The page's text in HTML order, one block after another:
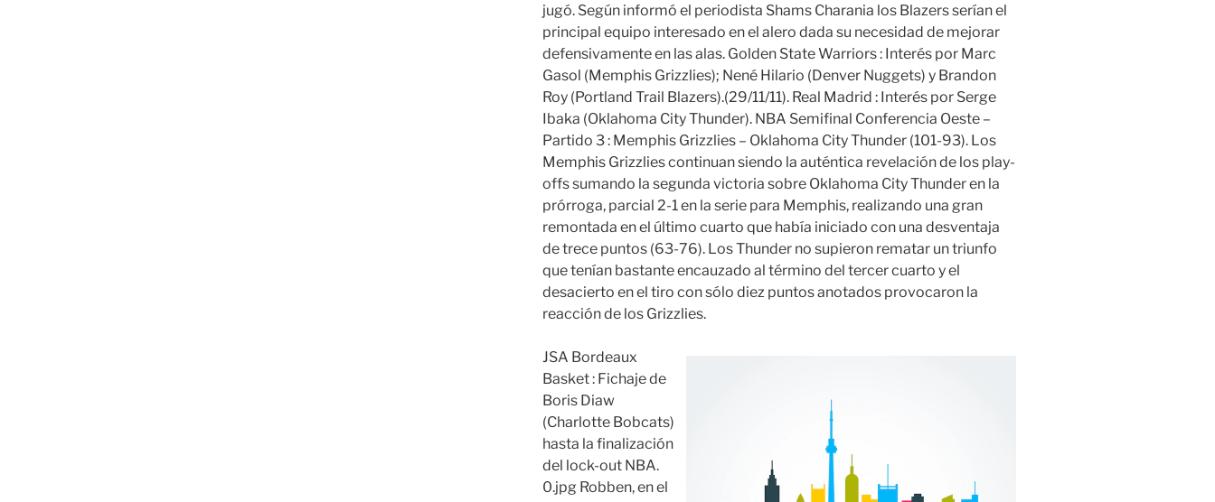
jugó. Según informó el periodista Shams Charania los Blazers serían el
principal equipo interesado en el alero dada su necesidad de mejorar
defensivamente en las alas. Golden State Warriors : Interés por Marc
Gasol (Memphis Grizzlies); Nené Hilario (Denver Nuggets) y Brandon
Roy (Portland Trail Blazers).(29/11/11). Real Madrid : Interés por Serge
Ibaka (Oklahoma City Thunder). NBA Semifinal Conferencia Oeste –
Partido 3 : Memphis Grizzlies – Oklahoma City Thunder (101-93). Los
Memphis Grizzlies continuan siendo la auténtica revelación de los play-
offs sumando la segunda victoria sobre Oklahoma City Thunder en la
prórroga, parcial 2-1 en la serie para Memphis, realizando una gran
remontada en el último cuarto que había iniciado con una desventaja
de trece puntos (63-76). Los Thunder no supieron rematar un triunfo
que tenían bastante encauzado al término del tercer cuarto y el
desacierto en el tiro con sólo diez puntos anotados provocaron la
reacción de los Grizzlies.
JSA Bordeaux
Basket : Fichaje de
Boris Diaw
(Charlotte Bobcats)
hasta la finalización
del lock-out NBA.
0.jpg Robben, en el